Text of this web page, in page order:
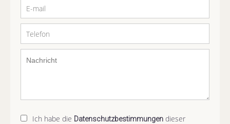
Ich habe die Datenschutzbestimmungen dieser